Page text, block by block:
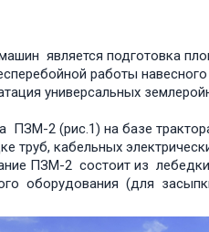
является подготовка
работы
универсальных
ПЗМ-2 (рис.1) на базе
труб, кабельных
ПЗМ-2 состоит из
оборудования (для